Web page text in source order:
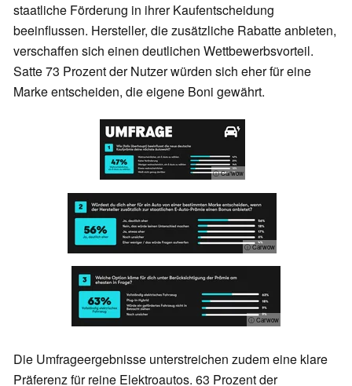
staatliche Förderung in ihrer Kaufentscheidung
beeinflussen. Hersteller, die zusätzliche Rabatte anbieten,
verschaffen sich einen deutlichen Wettbewerbsvorteil.
Satte 73 Prozent der Nutzer würden sich eher für eine
Marke entscheiden, die eigene Boni gewährt.
ⓘ Carwow
ⓘ Carwow
ⓘ Carwow
Die Umfrageergebnisse unterstreichen zudem eine klare
Präferenz für reine Elektroautos. 63 Prozent der